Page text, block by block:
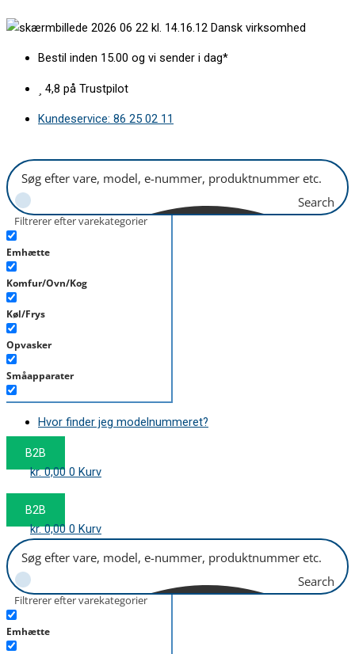
til
Dansk virksomhed
Bestil inden 15.00 og vi sender i dag*
4,8 på Trustpilot
Kundeservice: 86 25 02 11
Search
Filtrerer efter varekategorier
Emhætte
Komfur/Ovn/Kog
Køl/Frys
Opvasker
Småapparater
Støvsuger
Tørretumbler
Tilbehør/Plejemidler
Hvor finder jeg modelnummeret?
B2B
kr.0,00 0 Kurv
B2B
kr.0,00 0 Kurv
Search
Filtrerer efter varekategorier
Emhætte
Thermex